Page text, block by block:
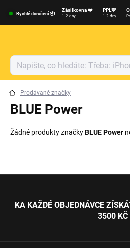
Rychlé doručení 📦
Zásilkovna ❤️ PPL💙
1-2 dny 1-2 dny
Prodávané značky
BLUE Power
Žádné produkty značkyBLUE Power
KA KAŽDÉ OBJEDNÁVCE
3500 KČ